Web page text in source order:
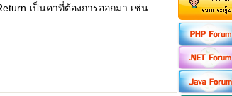
เป็นคาที่ต้องการออกมา เช่น